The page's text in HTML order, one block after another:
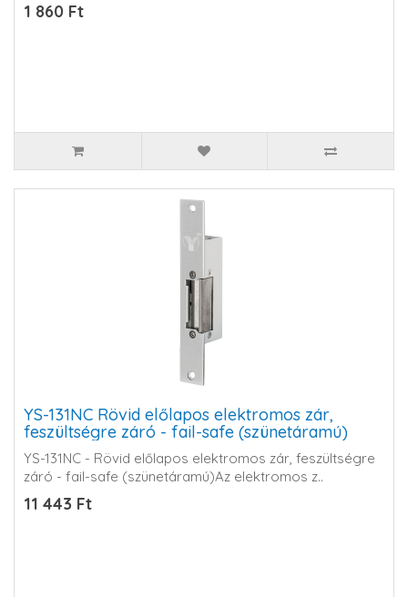
1 860 Ft
YS-131NC Rövid előlapos elektromos zár,
feszültségre záró - fail-safe (szünetáramú)
YS-131NC - Rövid előlapos elektromos zár, feszültségre
záró - fail-safe (szünetáramú)Az elektromos z..
11 443 Ft